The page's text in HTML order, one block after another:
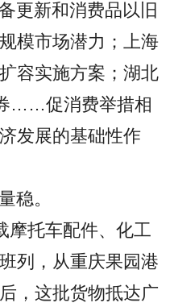
更新和消费品以旧
模市场潜力；上海
容实施方案；湖北
……促消费举措相
发展的基础性作
稳。
摩托车配件、化工
列，从重庆果园港
，这批货物抵达广